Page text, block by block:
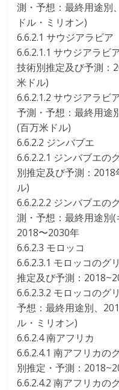
測・予想：最終用途別
ドル・ミリオン)
6.6.2.1 サウジアラビア
6.6.2.1.1 サウジアラビ
技術別推定及び予測：
米ドル)
6.6.2.1.2 サウジアラビ
予測・予想：最終用途
(百万米ドル)
6.6.2.2 ジンバブエ
6.6.2.2.1 ジンバブエの
別推定及び予測：
ル)
6.6.2.2.2 ジンバブエの
測・予想：最終用途別
2018〜2030年
6.6.2.3 モロッコ
6.6.2.3.1 モロッコのグ
推定及び予測：
6.6.2.3.2 モロッコのグ
予想：最終用途別、
ル・ミリオン)
6.6.2.4 南アフリカ
6.6.2.4.1 南アフリカの
別推定・予測：
6.6.2.4.2 南アフリカの